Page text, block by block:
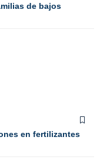
de bajos
en fertilizantes